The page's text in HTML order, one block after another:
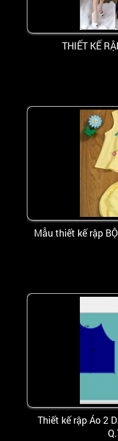
THIẾT KẾ
Mẫu thiết kế rập
Thiết kế rập Áo 2